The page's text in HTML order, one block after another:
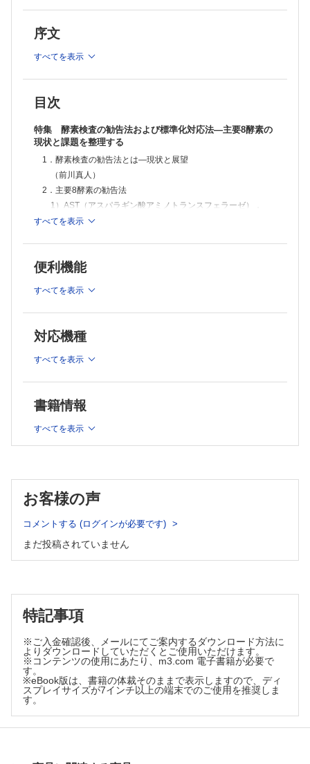
微生物検査の方向性―ポストコロナでの診療支援貢献に向けて
（森永芳智）
静脈路確保の実際
骨髄検査 ベーシックマスター〈最終回〉
基礎講座
イムノクロマトグラフィー法のトラブルシューティング
（阿部正樹）
MT Seminar
脳死判定における脳波検査の実際
（星野 哲）
医療技術部の役割と検査部
（山﨑真一）
（安藤尚克）
（吉田 斉・面川 進）
臨床検査Q&A
改良BCP法とBCG法について教えて下さい．
メディカルスタッフ職業図鑑
（三島裕子）
令和4年度日臨技近畿支部医学検査学会（第61回）
超音波検査法フォーラム第68回心エコー勉強会
第2回認定穿刺液細胞検査技師指定講習会
第2回認定寄生虫検査技師指定講習会
VOICE読者のページ
L・Lの日常（周玲蓮）
※本製品はPCでの閲覧も可能です。
境で閲覧可能なPDF版をご覧いただけます。詳細は
認ください。
推奨ブラウザ： Firefox 最新版 / Google Chrome 最新版 / Safari
序文
すべてを表示
目次
特集 酵素検査の勧告法および標準化対応法―主要8酵素の
現状と課題を整理する
1．酵素検査の勧告法とは―現状と展望
（前川真人）
2．主要8酵素の勧告法
1）AST（アスパラギン酸アミノトランスフェラーゼ），
ALT（アラニンアミノトランスフェラーゼ）
（荒木秀夫）
（渡辺駿太・松下 誠）
5）γ-GT（γ-グルタミルトランスフェラーゼ）
（山舘周恒）
（小池 亨）
7）AMY（アミラーゼ）
Editorial―今月のことば
話題―NEWS&TOPICS
微生物検査の方向性―ポストコロナでの診療支援貢献に向けて
静脈路確保の実際
（内田由香）
骨髄検査 ベーシックマスター〈最終回〉
（増田亜希子）
基礎講座
（阿部正樹）
MT Seminar
脳死判定における脳波検査の実際
（星野 哲）
（山﨑真一）
急増する梅毒，その検査と診断
すべてを表示
便利機能
すべてを表示
対応機種
すべてを表示
書籍情報
すべてを表示
お客様の声
コメントする (ログインが必要です)
まだ投稿されていません
特記事項
※ご入金確認後、メールにてご案内するダウンロード方法に
よりダウンロードしていただくとご使用いただけます。
※コンテンツの使用にあたり、m3.com 電子書籍が必要で
す。
※eBook版は、書籍の体裁そのままで表示しますので、ディ
スプレイサイズが7インチ以上の端末でのご使用を推奨しま
す。